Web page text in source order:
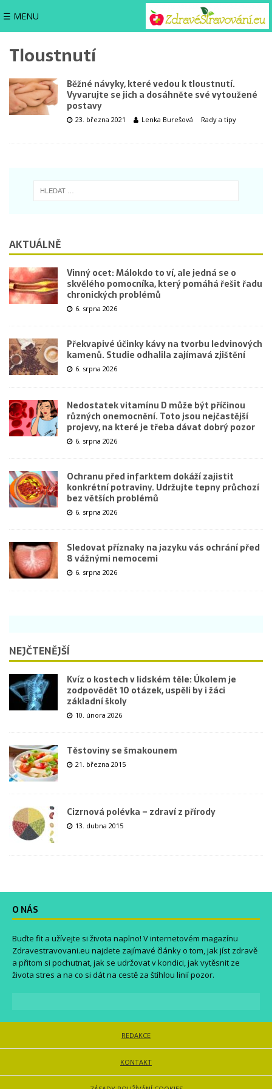
☰ MENU
Tloustnutí
Běžné návyky, které vedou k tloustnutí.
Vyvarujte se jich a dosáhněte své vytoužené
postavy
23. března 2021 Lenka Burešová Rady a tipy
AKTUÁLNĚ
Vinný ocet: Málokdo to ví, ale jedná se o
skvělého pomocníka, který pomáhá řešit řadu
chronických problémů
6. srpna 2026
Překvapivé účinky kávy na tvorbu ledvinových
kamenů. Studie odhalila zajímavá zjištění
6. srpna 2026
Nedostatek vitamínu D může být příčinou
různých onemocnění. Toto jsou nejčastější
projevy, na které je třeba dávat dobrý pozor
6. srpna 2026
Ochranu před infarktem dokáží zajistit
konkrétní potraviny. Udržujte tepny průchozí
bez větších problémů
6. srpna 2026
Sledovat příznaky na jazyku vás ochrání před
8 vážnými nemocemi
6. srpna 2026
NEJČTENĚJŠÍ
Kvíz o kostech v lidském těle: Úkolem je
zodpovědět 10 otázek, uspěli by i žáci
základní školy
10. února 2026
Těstoviny se šmakounem
21. března 2015
Cizrnová polévka – zdraví z přírody
13. dubna 2015
O NÁS
Buďte fit a užívejte si života naplno! V internetovém magazínu
Zdravestravovani.eu najdete zajímavé články o tom, jak jíst zdravě
a přitom si pochutnat, jak se udržovat v kondici, jak vytěsnit ze
života stres a na co si dát na cestě za štíhlou linií pozor.
REDAKCE
KONTAKT